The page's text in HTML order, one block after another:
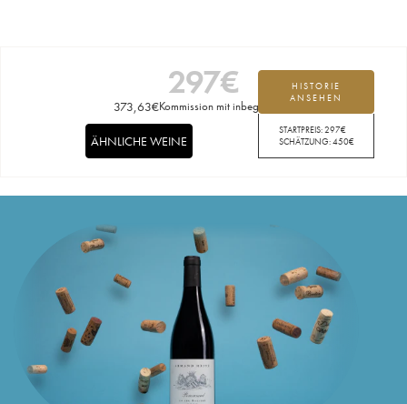
297€
373,63€Kommission mit inbegriffen
HISTORIE
ANSEHEN
STARTPREIS:297€
SCHÄTZUNG:450€
ÄHNLICHE WEINE